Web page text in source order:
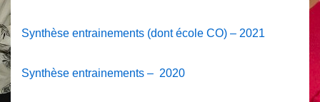
Synthèse entrainements (dont école CO) – 2021
Synthèse entrainements – 2020